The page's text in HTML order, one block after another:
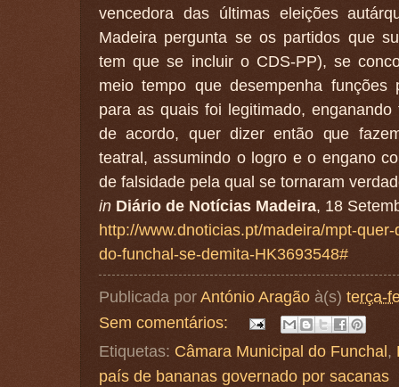
vencedora das últimas eleições
Madeira pergunta se os partidos que
tem que se incluir o CDS-PP), se
meio tempo que desempenha
para as quais foi legitimado,
de acordo, quer dizer então que
teatral, assumindo o logro e o engano
de falsidade pela qual se tornaram
in Diário de Notícias Madeira, 18
http://www.dnoticias.pt/madeira/mpt-
do-funchal-se-demita-HK3693548#
Publicada por António Aragão à(s) terça-
Sem comentários:
Etiquetas: Câmara Municipal do Funchal,
país de bananas governado por sacanas